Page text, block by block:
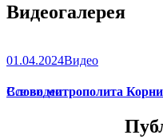
Видеогалерея
01.04.2024Видео
Слово митрополита
Все видео